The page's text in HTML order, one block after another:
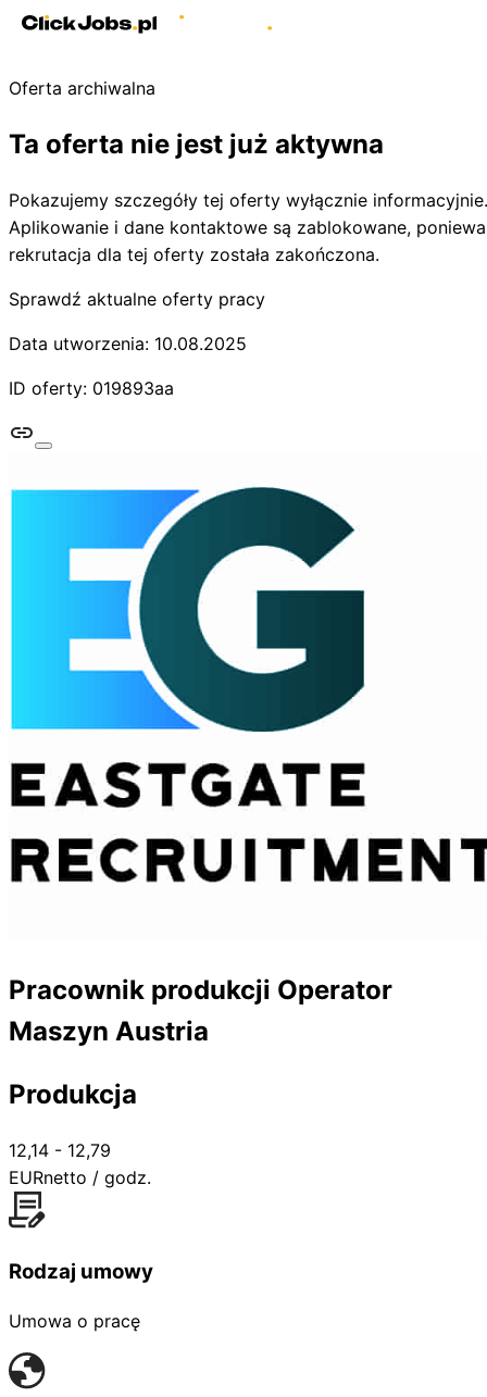
Oferta archiwalna
Ta oferta nie jest już aktywna
Pokazujemy szczegóły tej oferty wyłącznie informacyjnie.
Aplikowanie i dane kontaktowe są zablokowane,
rekrutacja dla tej oferty została zakończona.
Sprawdź aktualne oferty pracy
Data utworzenia: 10.08.2025
ID oferty: 019893aa
Pracownik produkcji Operator
Maszyn Austria
Produkcja
12,14 - 12,79
EURnetto / godz.
Rodzaj umowy
Umowa o pracę